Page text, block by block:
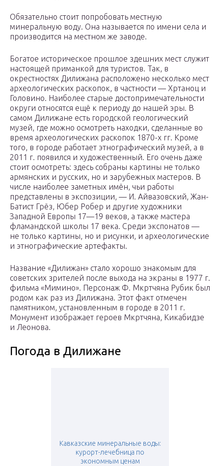
Обязательно стоит попробовать местную
минеральную воду. Она называется по имени села и
производится на местном же заводе.
Богатое историческое прошлое здешних мест служит
настоящей приманкой для туристов. Так, в
окрестностях Дилижана расположено несколько мест
археологических раскопок, в частности — Хртаноц и
Головино. Наиболее старые достопримечательности
округи относятся ещё к периоду до нашей эры. В
самом Дилижане есть городской геологический
музей, где можно осмотреть находки, сделанные во
время археологических раскопок 1870-х гг. Кроме
того, в городе работает этнографический музей, а в
2011 г. появился и художественный. Его очень даже
стоит осмотреть: здесь собраны картины не только
армянских и русских, но и зарубежных мастеров. В
числе наиболее заметных имён, чьи работы
представлены в экспозиции, — И. Айвазовский, Жан-
Батист Грёз, Юбер Робер и другие художники
Западной Европы 17—19 веков, а также мастера
фламандской школы 17 века. Среди экспонатов —
не только картины, но и рисунки, и археологические
и этнографические артефакты.
Название «Дилижан» стало хорошо знакомым для
советских зрителей после выхода на экраны в 1977 г.
фильма «Мимино». Персонаж Ф. Мкртчяна Рубик был
родом как раз из Дилижана. Этот факт отмечен
памятником, установленным в городе в 2011 г.
Монумент изображает героев Мкртчяна, Кикабидзе
и Леонова.
Погода в Дилижане
Кавказские минеральные воды:
курорт-лечебница по
экономным ценам